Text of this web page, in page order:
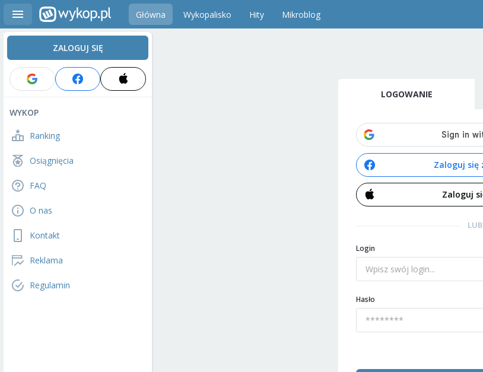
Główna Wykopalisko Hity Mikroblog
ZALOGUJ SIĘ
WYKOP
Ranking
Osiągnięcia
FAQ
O nas
Kontakt
Reklama
Regulamin
LOGOWANIE
Zaloguj się
Zaloguj
LUB
Login
Hasło